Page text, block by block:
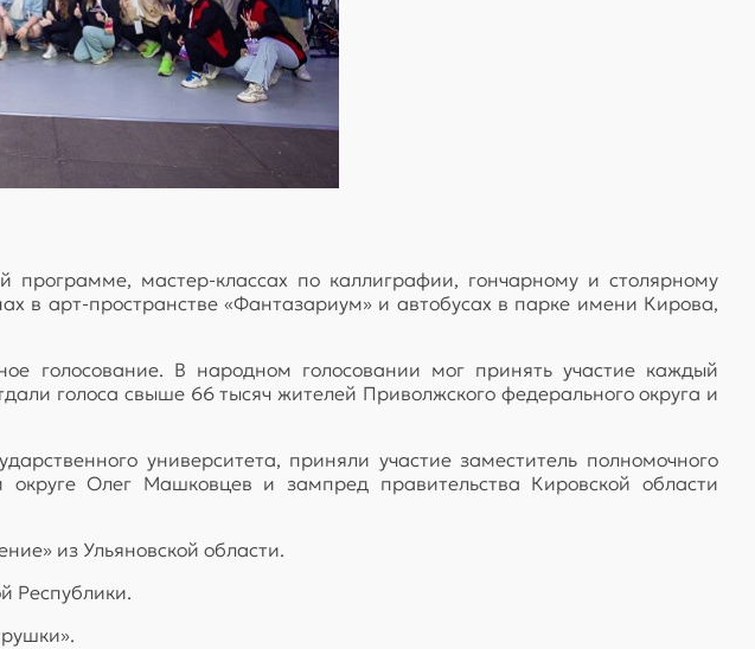
программе, мастер-классах по каллиграфии, гончарному и столярному
в арт-пространстве «Фантазариум» и автобусах в парке имени Кирова,
голосование. В народном голосовании мог принять участие каждый
голоса свыше 66 тысяч жителей Приволжского федерального округа и
университета, приняли участие заместитель полномочного
Олег Машковцев и зампред правительства Кировской области
из Ульяновской области.
Республики.